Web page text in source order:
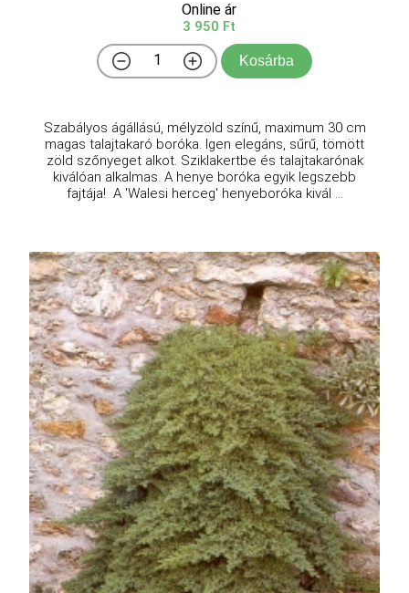
Online ár
3 950 Ft
Kosárba
Szabályos ágállású, mélyzöld színű, maximum 30 cm
magas talajtakaró boróka. Igen elegáns, sűrű, tömött
zöld szőnyeget alkot. Sziklakertbe és talajtakarónak
kiválóan alkalmas. A henye boróka egyik legszebb
fajtája! A 'Walesi herceg' henyeboróka kivál ...